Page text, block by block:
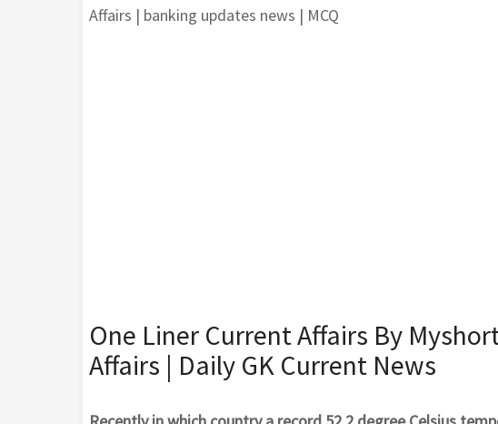
Affairs | banking updates news | MCQ
One Liner Current Affairs By
Affairs | Daily GK Current News